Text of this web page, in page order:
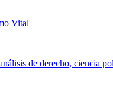
Vital
de derecho, ciencia